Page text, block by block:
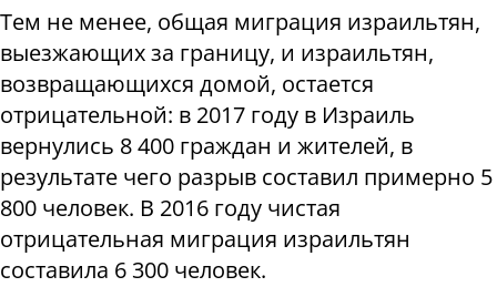
Тем не менее, общая миграция израильтян,
выезжающих за границу, и израильтян,
возвращающихся домой, остается
отрицательной: в 2017 году в Израиль
вернулись 8 400 граждан и жителей, в
результате чего разрыв составил примерно 5
800 человек. В 2016 году чистая
отрицательная миграция израильтян
составила 6 300 человек.